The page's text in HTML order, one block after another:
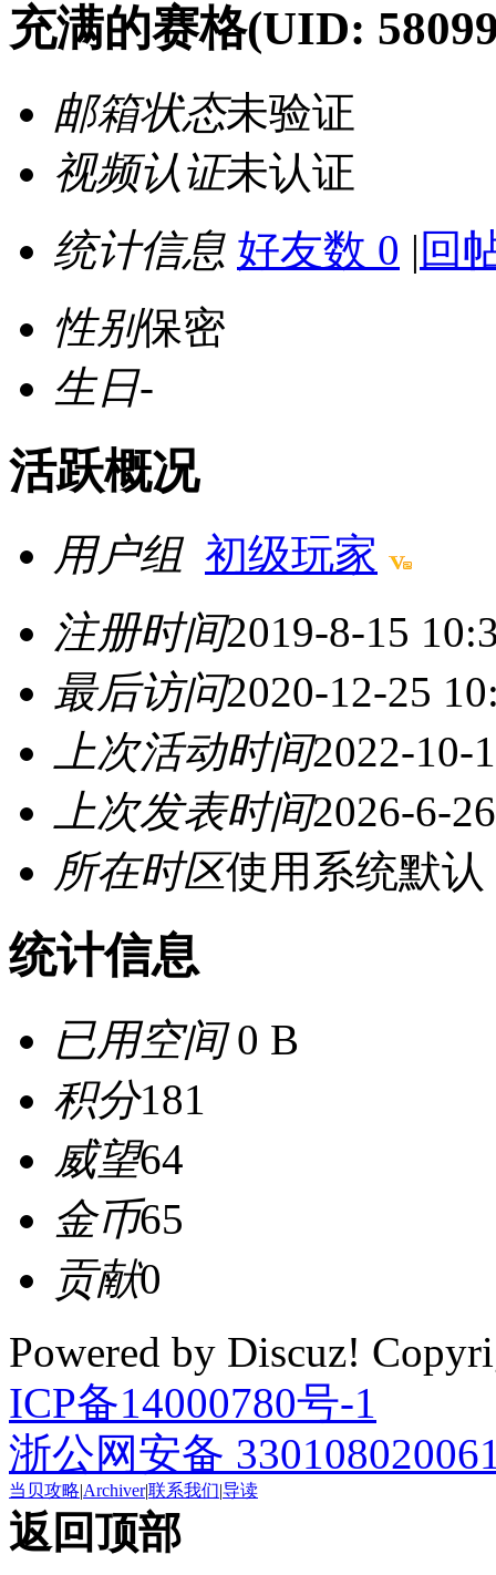
充满的赛格(UID:
邮箱状态未验证
视频认证未认证
统计信息 好友数 0 | 回
性别保密
生日-
活跃概况
用户组 初级玩家
注册时间2019-8-15
最后访问2020-12-25
上次活动时间2022-10-
上次发表时间2026-6-
所在时区使用系统默认
统计信息
已用空间0 B
积分181
威望64
金币65
贡献0
Powered by Discuz!
ICP备14000780号-1
浙公网安备
当贝攻略|Archiver|联系我们|导读
返回顶部